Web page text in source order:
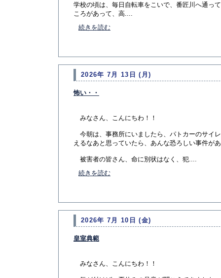
学校の頃は、毎日自転車をこいで、番匠川へ通っ
ころがあって、高....
続きを読む
2026年 7月 13日 (月)
怖い・・
みなさん、こんにちわ！！
今朝は、事務所にいましたら、パトカーのサイ
えるなあと思っていたら、あんな恐ろしい事件が
被害者の皆さん、命に別状はなく、犯....
続きを読む
2026年 7月 10日 (金)
皇室典範
みなさん、こんにちわ！！